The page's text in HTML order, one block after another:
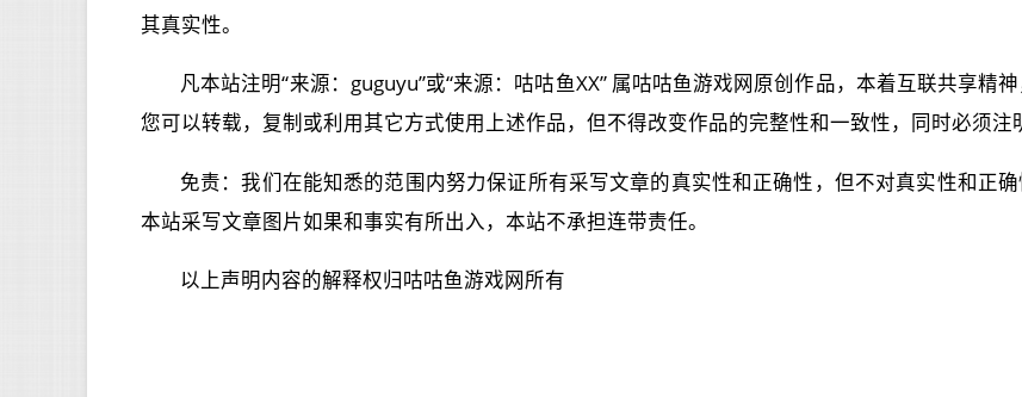
其真实性。
凡本站注明“来源：guguyu”或“来源：咕咕鱼XX” 属咕咕鱼游戏网原创作品，本着互联共享精
您可以转载，复制或利用其它方式使用上述作品，但不得改变作品的完整性和一致性，同时必须注
免责：我们在能知悉的范围内努力保证所有采写文章的真实性和正确性，但不对真实性和正确
本站采写文章图片如果和事实有所出入，本站不承担连带责任。
以上声明内容的解释权归咕咕鱼游戏网所有